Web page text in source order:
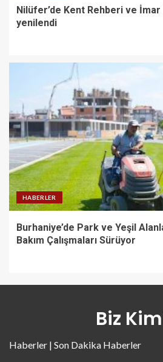
Nilüfer’de Kent Rehberi ve
yenilendi
HABERLER
Burhaniye’de Park ve Yeşil
Bakım Çalışmaları Sürüyor
Biz
Haberler | Son Dakika Haberler